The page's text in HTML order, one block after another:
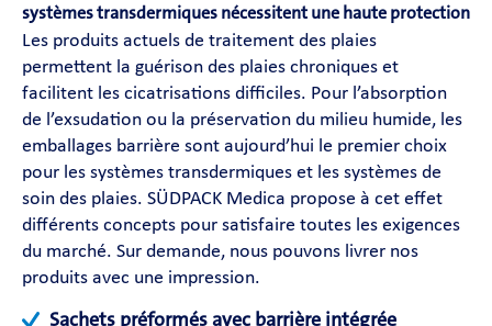
systèmes transdermiques nécessitent une haute protection
Les produits actuels de traitement des plaies
permettent la guérison des plaies chroniques et
facilitent les cicatrisations difficiles. Pour l’absorption
de l’exsudation ou la préservation du milieu humide, les
emballages barrière sont aujourd’hui le premier choix
pour les systèmes transdermiques et les systèmes de
soin des plaies. SÜDPACK Medica propose à cet effet
différents concepts pour satisfaire toutes les exigences
du marché. Sur demande, nous pouvons livrer nos
produits avec une impression.
Sachets préformés avec barrière intégrée